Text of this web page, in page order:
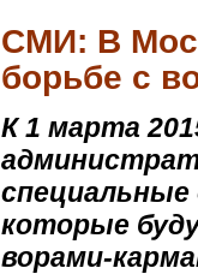
СМИ: В
борьбе с
К 1 марта
которые
ворами-